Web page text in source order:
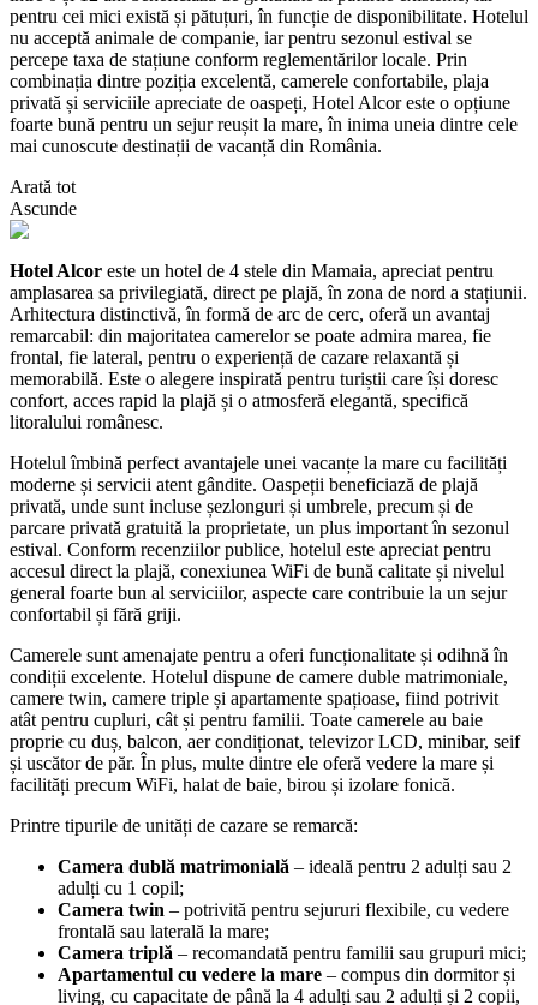
pentru cei mici există și pătuțuri, în funcție de disponibilitate. Hotelul
nu acceptă animale de companie, iar pentru sezonul estival se
percepe taxa de stațiune conform reglementărilor locale. Prin
combinația dintre poziția excelentă, camerele confortabile, plaja
privată și serviciile apreciate de oaspeți, Hotel Alcor este o opțiune
foarte bună pentru un sejur reușit la mare, în inima uneia dintre cele
mai cunoscute destinații de vacanță din România.
Arată tot
Ascunde
Hotel Alcor este un hotel de 4 stele din Mamaia, apreciat pentru
amplasarea sa privilegiată, direct pe plajă, în zona de nord a stațiunii.
Arhitectura distinctivă, în formă de arc de cerc, oferă un avantaj
remarcabil: din majoritatea camerelor se poate admira marea, fie
frontal, fie lateral, pentru o experiență de cazare relaxantă și
memorabilă. Este o alegere inspirată pentru turiștii care își doresc
confort, acces rapid la plajă și o atmosferă elegantă, specifică
litoralului românesc.
Hotelul îmbină perfect avantajele unei vacanțe la mare cu facilități
moderne și servicii atent gândite. Oaspeții beneficiază de plajă
privată, unde sunt incluse șezlonguri și umbrele, precum și de
parcare privată gratuită la proprietate, un plus important în sezonul
estival. Conform recenziilor publice, hotelul este apreciat pentru
accesul direct la plajă, conexiunea WiFi de bună calitate și nivelul
general foarte bun al serviciilor, aspecte care contribuie la un sejur
confortabil și fără griji.
Camerele sunt amenajate pentru a oferi funcționalitate și odihnă în
condiții excelente. Hotelul dispune de camere duble matrimoniale,
camere twin, camere triple și apartamente spațioase, fiind potrivit
atât pentru cupluri, cât și pentru familii. Toate camerele au baie
proprie cu duș, balcon, aer condiționat, televizor LCD, minibar, seif
și uscător de păr. În plus, multe dintre ele oferă vedere la mare și
facilități precum WiFi, halat de baie, birou și izolare fonică.
Printre tipurile de unități de cazare se remarcă:
Camera dublă matrimonială – ideală pentru 2 adulți sau 2
adulți cu 1 copil;
Camera twin – potrivită pentru sejururi flexibile, cu vedere
frontală sau laterală la mare;
Camera triplă – recomandată pentru familii sau grupuri mici;
Apartamentul cu vedere la mare – compus din dormitor și
living, cu capacitate de până la 4 adulți sau 2 adulți și 2 copii,